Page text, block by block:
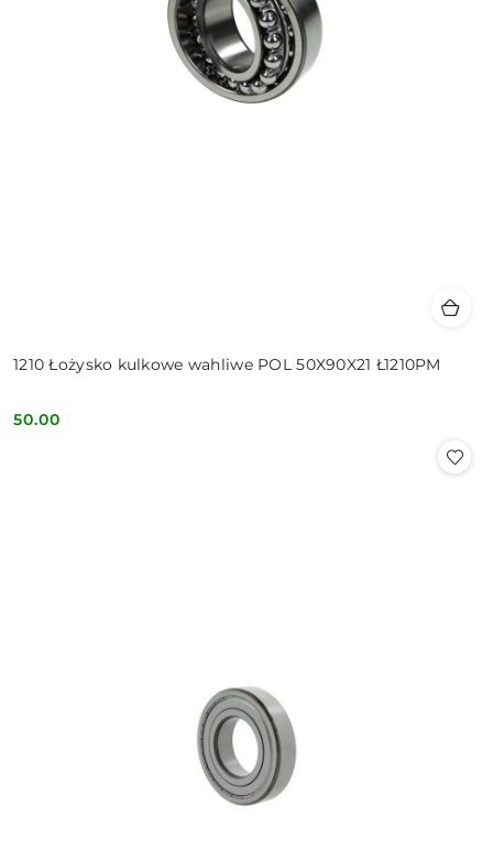
1210 Łożysko kulkowe wahliwe POL 50X90X21 Ł1210PM
Cena:
50.00